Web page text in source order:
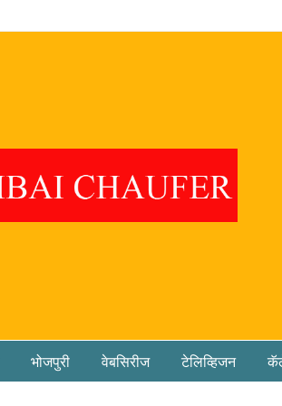
भोजपुरी वेबसिरीज टेलिव्हिजन